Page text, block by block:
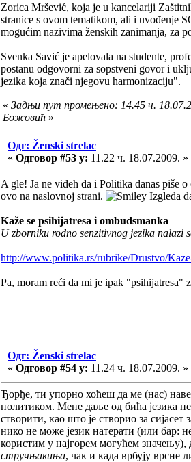
Zorica Mršević, koja je u kancelariji
stranice s ovom tematikom, ali i uvođenje
mogućim nazivima ženskih zanimanja, za
Svenka Savić je apelovala na studente,
postanu odgovorni za sopstveni govor i
jezika koja znači njegovu harmonizaciju".
« Задњи пут промењено: 14.45 ч.
Божовић »
Одг: Ženski strelac
« Одговор #53 у: 11.22 ч. 18.07.2009. »
A gle! Ja ne videh da i Politika danas piše
ovo na naslovnoj strani.
Izgleda
Kaže se psihijatresa i ombudsmanka
U zborniku rodno senzitivnog jezika nalazi
http://www.politika.rs/rubrike/Drustvo/
Pa, moram reći da mi je ipak "psihijatresa"
Одг: Ženski strelac
« Одговор #54 у: 11.24 ч. 18.07.2009. »
Ђорђе, ти упорно хоћеш да ме (нас)
политиком. Мене даље од бића језика
створити, као што је створио за
нико не може језик натерати (или бар:
користим у најгорем могућем
стручњакиња, чак и када врбују врсне